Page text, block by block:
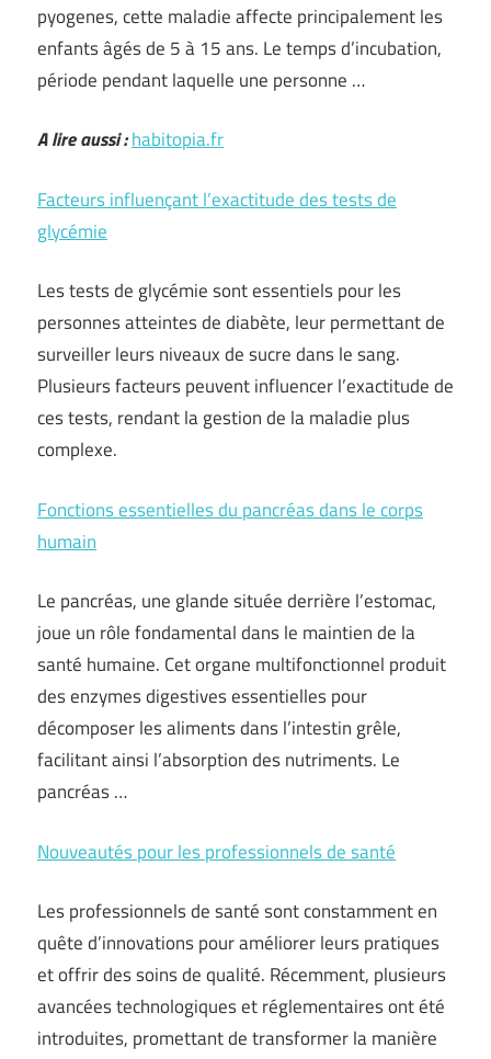
pyogenes, cette maladie affecte principalement les
enfants âgés de 5 à 15 ans. Le temps d’incubation,
période pendant laquelle une personne …
A lire aussi :habitopia.fr
Facteurs influençant l’exactitude des tests de
glycémie
Les tests de glycémie sont essentiels pour les
personnes atteintes de diabète, leur permettant de
surveiller leurs niveaux de sucre dans le sang.
Plusieurs facteurs peuvent influencer l’exactitude de
ces tests, rendant la gestion de la maladie plus
complexe.
Fonctions essentielles du pancréas dans le corps
humain
Le pancréas, une glande située derrière l’estomac,
joue un rôle fondamental dans le maintien de la
santé humaine. Cet organe multifonctionnel produit
des enzymes digestives essentielles pour
décomposer les aliments dans l’intestin grêle,
facilitant ainsi l’absorption des nutriments. Le
pancréas …
Nouveautés pour les professionnels de santé
Les professionnels de santé sont constamment en
quête d’innovations pour améliorer leurs pratiques
et offrir des soins de qualité. Récemment, plusieurs
avancées technologiques et réglementaires ont été
introduites, promettant de transformer la manière